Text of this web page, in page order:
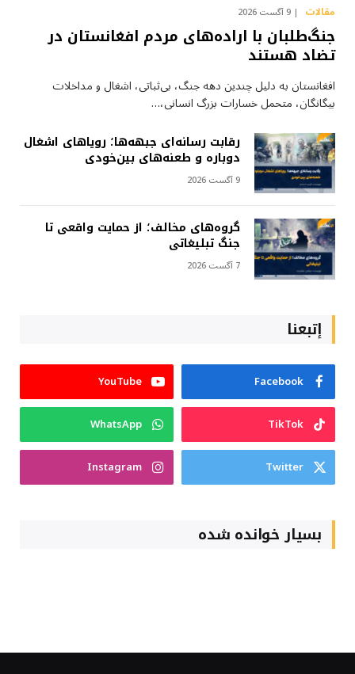
مقالات 9 آگست 2026
جنگ‌طلبان با اراده‌های مردم افغانستان در
تضاد هستند
افغانستان به دلیل چندین دهه جنگ، بی‌ثباتی، اشغال و مداخلات
بیگانگان، متحمل خسارات بزرگ انسانی،…
رقابت رسانه‌ای جبهه‌ها؛ رویاهای اشغال
دوباره و طعنه‌های بین‌خودی
9 آگست 2026
گروه‌های مخالف؛ از حمایت واقعی تا
جنگ تبلیغاتی
7 آگست 2026
إتبعنا
Facebook
YouTube
TikTok
WhatsApp
Twitter
Instagram
بسیار خوانده شده